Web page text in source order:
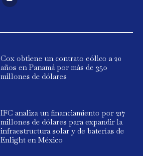
Cox obtiene un contrato eólico a 20
años en Panamá por más de 350
millones de dólares
IFC analiza un financiamiento por 217
millones de dólares para expandir la
infraestructura solar y de baterías de
Enlight en México